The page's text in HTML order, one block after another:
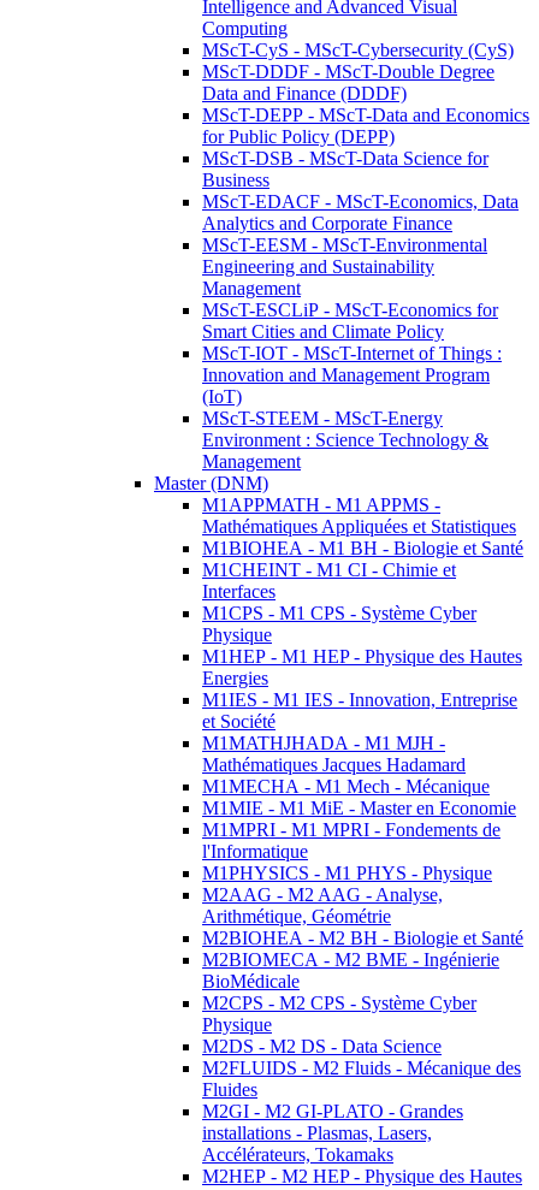
Intelligence and Advanced Visual
Computing
MScT-CyS - MScT-Cybersecurity (CyS)
MScT-DDDF - MScT-Double Degree
Data and Finance (DDDF)
MScT-DEPP - MScT-Data and Economics
for Public Policy (DEPP)
MScT-DSB - MScT-Data Science for
Business
MScT-EDACF - MScT-Economics, Data
Analytics and Corporate Finance
MScT-EESM - MScT-Environmental
Engineering and Sustainability
Management
MScT-ESCLiP - MScT-Economics for
Smart Cities and Climate Policy
MScT-IOT - MScT-Internet of Things :
Innovation and Management Program
(IoT)
MScT-STEEM - MScT-Energy
Environment : Science Technology &
Management
Master (DNM)
M1APPMATH - M1 APPMS -
Mathématiques Appliquées et Statistiques
M1BIOHEA - M1 BH - Biologie et Santé
M1CHEINT - M1 CI - Chimie et
Interfaces
M1CPS - M1 CPS - Système Cyber
Physique
M1HEP - M1 HEP - Physique des Hautes
Energies
M1IES - M1 IES - Innovation, Entreprise
et Société
M1MATHJHADA - M1 MJH -
Mathématiques Jacques Hadamard
M1MECHA - M1 Mech - Mécanique
M1MIE - M1 MiE - Master en Economie
M1MPRI - M1 MPRI - Fondements de
l'Informatique
M1PHYSICS - M1 PHYS - Physique
M2AAG - M2 AAG - Analyse,
Arithmétique, Géométrie
M2BIOHEA - M2 BH - Biologie et Santé
M2BIOMECA - M2 BME - Ingénierie
BioMédicale
M2CPS - M2 CPS - Système Cyber
Physique
M2DS - M2 DS - Data Science
M2FLUIDS - M2 Fluids - Mécanique des
Fluides
M2GI - M2 GI-PLATO - Grandes
installations - Plasmas, Lasers,
Accélérateurs, Tokamaks
M2HEP - M2 HEP - Physique des Hautes